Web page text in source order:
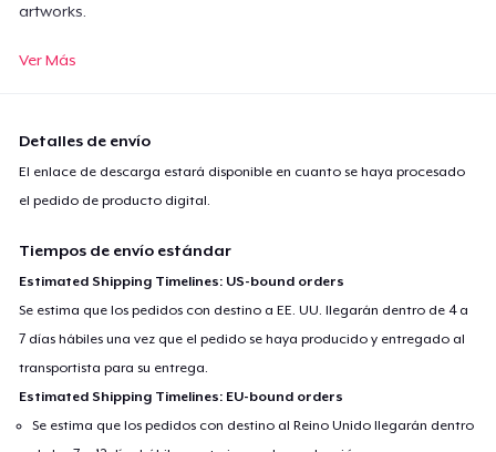
artworks.
Prohibited Uses: Licensee is expressly prohibited from: - Selling,
manner. - Modifying or altering the cut files in a way that
if altered by Licensee.
Ver Más
Detalles de envío
El enlace de descarga estará disponible en cuanto se haya procesado
el pedido de producto digital.
Tiempos de envío estándar
Estimated Shipping Timelines: US-bound orders
Se estima que los pedidos con destino a EE. UU. llegarán dentro de 4 a
7 días hábiles una vez que el pedido se haya producido y entregado al
transportista para su entrega.
Estimated Shipping Timelines: EU-bound orders
Se estima que los pedidos con destino al Reino Unido llegarán dentro